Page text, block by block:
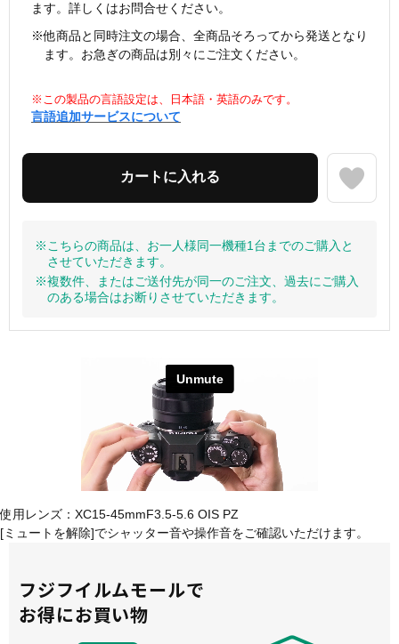
ます。詳しくはお問合せください。
※他商品と同時注文の場合、全商品そろってから発送となり
ます。お急ぎの商品は別々にご注文ください。
※この製品の言語設定は、日本語・英語のみです。
言語追加サービスについて
※こちらの商品は、お一人様同一機種1台までのご購入と
させていただきます。
※複数件、またはご送付先が同一のご注文、過去にご購入
のある場合はお断りさせていただきます。
使用レンズ：XC15-45mmF3.5-5.6 OIS PZ
[ミュートを解除]でシャッター音や操作音をご確認いただけます。
フジフイルムモールで
お得にお買い物